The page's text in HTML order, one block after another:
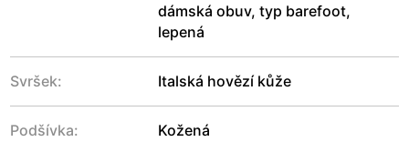
dámská obuv, typ barefoot,
lepená
Svršek: Italská hovězí kůže
Podšívka: Kožená